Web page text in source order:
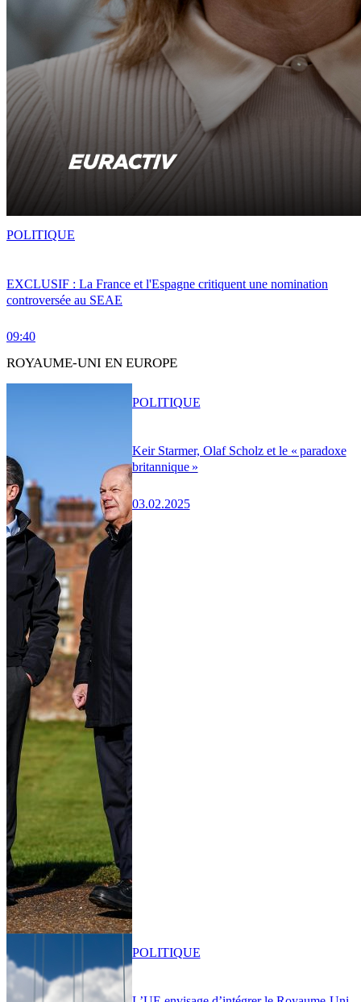
EXCLUSIF : La France et l'Espagne critiquent une nomination
controversée au SEAE
09:40
POLITIQUE
ROYAUME-UNI EN EUROPE
Keir Starmer, Olaf Scholz et le « paradoxe
britannique »
03.02.2025
POLITIQUE
POLITIQUE